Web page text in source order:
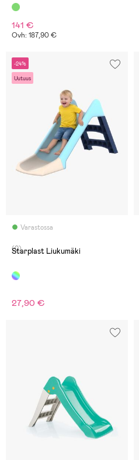
141 €
Ovh: 187,90 €
-24%
Uutuus
Varastossa
(0)
Starplast Liukumäki
27,90 €